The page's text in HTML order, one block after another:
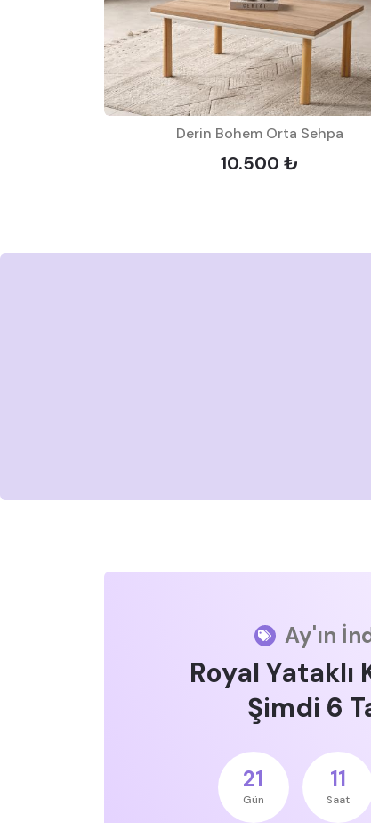
Derin Bohem Orta Sehpa
10.500 ₺
Ay'ın
Royal Yataklı
Şimdi 6
21
Gün
11
Saat